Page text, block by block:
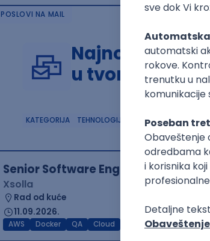
POSLOVI NA MAIL
Najnoviji
u tvom inboxu
KATEGORIJA TEHNOLOGIJA POSLODAVAC
Senior Software Engineer (Go)
Xsolla
Rad od kuće
11.09.2026.
AWS Docker QA Cloud Microservices Kafka